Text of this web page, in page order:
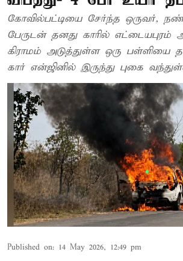
கோவில்பட்டியை சேர்ந்த ஒருவர்,
பேருடன் தனது காரில் எட்டையபுரம்
கிராமம் அடுத்துள்ள ஒரு பள்ளியை
கார் என்ஜினில் இருந்து புகை
Published on: 14 May 2026, 12:49 pm